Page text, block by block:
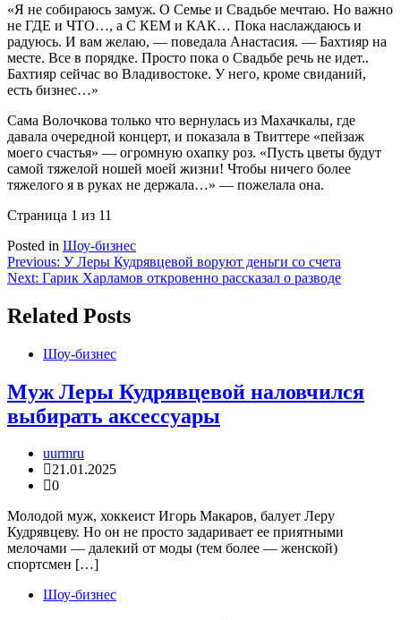
«Я не собираюсь замуж. О Семье и Свадьбе мечтаю. Но важно
не ГДЕ и ЧТО…, а С КЕМ и КАК… Пока наслаждаюсь и
радуюсь. И вам желаю, — поведала Анастасия. — Бахтияр на
месте. Все в порядке. Просто пока о Свадьбе речь не идет..
Бахтияр сейчас во Владивостоке. У него, кроме свиданий,
есть бизнес…»
Сама Волочкова только что вернулась из Махачкалы, где
давала очередной концерт, и показала в Твиттере «пейзаж
моего счастья» — огромную охапку роз. «Пусть цветы будут
самой тяжелой ношей моей жизни! Чтобы ничего более
тяжелого я в руках не держала…» — пожелала она.
Страница 1 из 11
Posted in Шоу-бизнес
Навигация
по
записям
Previous: У Леры Кудрявцевой воруют деньги со счета
Next: Гарик Харламов откровенно рассказал о разводе
Related Posts
Шоу-бизнес
Муж Леры Кудрявцевой наловчился
выбирать аксессуары
uurmru
21.01.2025
0
Молодой муж, хоккеист Игорь Макаров, балует Леру
Кудрявцеву. Но он не просто задаривает ее приятными
мелочами — далекий от моды (тем более — женской)
спортсмен […]
Шоу-бизнес